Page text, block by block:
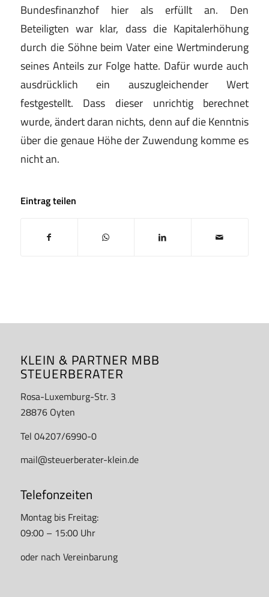
Bundesfinanzhof hier als erfüllt an. Den
Beteiligten war klar, dass die Kapitalerhöhung
durch die Söhne beim Vater eine Wertminderung
seines Anteils zur Folge hatte. Dafür wurde auch
ausdrücklich ein auszugleichender Wert
festgestellt. Dass dieser unrichtig berechnet
wurde, ändert daran nichts, denn auf die Kenntnis
über die genaue Höhe der Zuwendung komme es
nicht an.
Eintrag teilen
KLEIN & PARTNER MBB
STEUERBERATER
Rosa-Luxemburg-Str. 3
28876 Oyten
Tel 04207/6990-0
mail@steuerberater-klein.de
Telefonzeiten
Montag bis Freitag:
09:00 – 15:00 Uhr
oder nach Vereinbarung